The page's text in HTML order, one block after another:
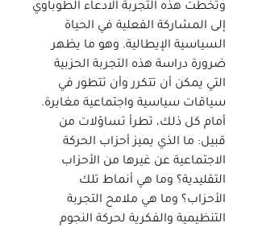
وتخطت هذه التجربة الادعاء الطوباوي
إلى المشاركة الفعلية في الحياة
السياسية الإيطالية. وهو ما يظهر
ضرورة دراسة هذه التجربة الحزبية
التي يمكن أن تتكرر وأن تتطور في
سياقات سياسية واجتماعية مغايرة.
أمام كل ذلك، تطرأ تساؤلات من
قبيل: ما الذي يميز أحزاب الحركة
الاجتماعية عن غيرها من الأحزاب
التقليدية؟ وما هي أنماط تلك
الأحزاب؟ وما هي ملامح التجربة
التنظيمية والفكرية لحركة النجوم